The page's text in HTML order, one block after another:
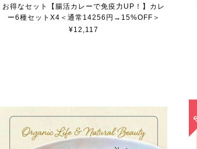
お得なセット【腸活カレーで免疫力UP！】カレ
ー6種セットX4＜通常14256円→15%OFF＞
¥12,117